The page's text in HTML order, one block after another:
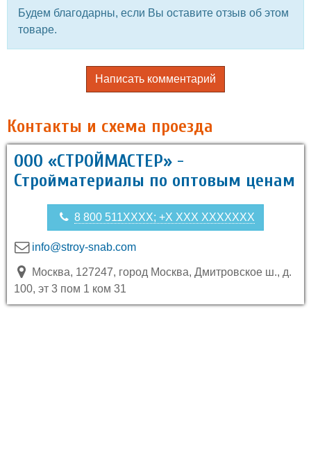
Будем благодарны, если Вы оставите отзыв об этом
товаре.
Написать комментарий
Контакты и схема проезда
ООО «СТРОЙМАСТЕР» -
Стройматериалы по оптовым ценам
8 800 511XXXX; +X XXX XXXXXXX
info@stroy-snab.com
Москва, 127247, город Москва, Дмитровское ш., д.
100, эт 3 пом 1 ком 31